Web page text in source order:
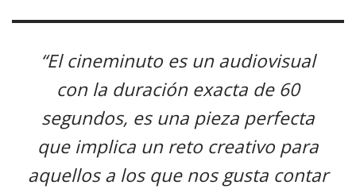
“El cineminuto es un audiovisual
con la duración exacta de 60
segundos, es una pieza perfecta
que implica un reto creativo para
aquellos a los que nos gusta contar